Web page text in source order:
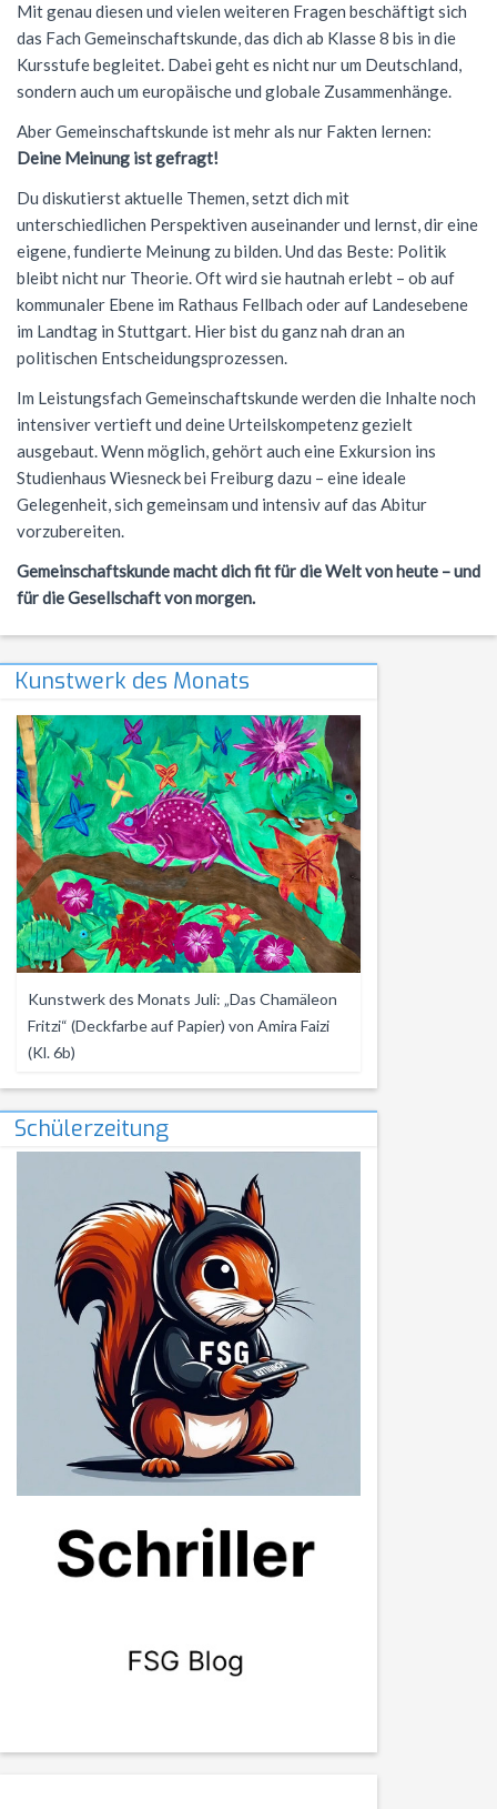
Aktuelles
Vorstand
Antragsformulare für Förderung
Service
Mensaverein
Geschichte
Wiederholung
Beglaubigung und Neuausstellung
Cambridge Certificate
Bio-AG
Technik-AG
Theater-AG
Politik-AG
Schülerzeitung
Schulsanitäter
Mkid - Mathe kann ich doch!
Schülernachhilfe
Studium und Beruf (BOGY)
Klassen 8-10
Jahrgangsstufe
Sozialpraktikum
Bildungspartnerschaft
Evangelische Religion
Französisch
Warum Französisch?
Ab Klasse 6
Kursstufe
Austausch
DELF
Geographie
Geschichte
Informatik
G9: Informatik und Medienbildung
G8: IMP (Informatik, Mathematik, Physik)
Italienisch
Warum Italienisch?
Italienisch lernen
Außerunterrichtliches
Kursstufe
Nützliche Adressen
Italien-Austausch
Katholische Religion
Mathematik
Leitgedanken
Wettbewerbe
Verschiedenes
Musik
NWT
Physik
Sport
Befreiung vom Sportunterricht
Sportbrief
FSG Bigband
FSG Chor
Chor Klassen 5-7
Konzerte
Italien-Austausch
Ungarn-Austausch
Jugend trainiert für Olympia
Theater
Schoolwear FSG
Krankmeldung
Ferienpläne
Anfahrt
Lernmittel
Anmeldung Klasse 5
Schulanmeldung
Datenschutz
Impressum
Mit genau diesen und vielen weiteren Fragen beschäftigt sich
das Fach Gemeinschaftskunde, das dich ab Klasse 8 bis in die
Kursstufe begleitet. Dabei geht es nicht nur um Deutschland,
sondern auch um europäische und globale Zusammenhänge.
Aber Gemeinschaftskunde ist mehr als nur Fakten lernen:
Deine Meinung ist gefragt!
Du diskutierst aktuelle Themen, setzt dich mit
unterschiedlichen Perspektiven auseinander und lernst, dir eine
eigene, fundierte Meinung zu bilden. Und das Beste: Politik
bleibt nicht nur Theorie. Oft wird sie hautnah erlebt – ob auf
kommunaler Ebene im Rathaus Fellbach oder auf Landesebene
im Landtag in Stuttgart. Hier bist du ganz nah dran an
politischen Entscheidungsprozessen.
Im Leistungsfach Gemeinschaftskunde werden die Inhalte noch
intensiver vertieft und deine Urteilskompetenz gezielt
ausgebaut. Wenn möglich, gehört auch eine Exkursion ins
Studienhaus Wiesneck bei Freiburg dazu – eine ideale
Gelegenheit, sich gemeinsam und intensiv auf das Abitur
vorzubereiten.
Gemeinschaftskunde macht dich fit für die Welt von heute – und
für die Gesellschaft von morgen.
Kunstwerk des Monats
Kunstwerk des Monats Juli: „Das Chamäleon
Fritzi“ (Deckfarbe auf Papier) von Amira Faizi
(Kl. 6b)
Schülerzeitung